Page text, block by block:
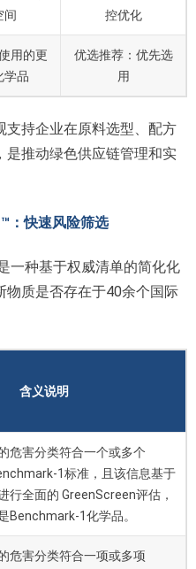
间
控优化
用的更
学品
优选推荐：优先选
用
支持企业在原料选型、配方
是推动绿色供应链管理和实
快速风险筛选
一种基于权威清单的简化化
物质是否存在于40余个国际
含义说明
危害分类符合一个或多个
1标准，且该信息基于
行全面的 GreenScreen评估，
Benchmark-1化学品。
危害分类符合一项或多项